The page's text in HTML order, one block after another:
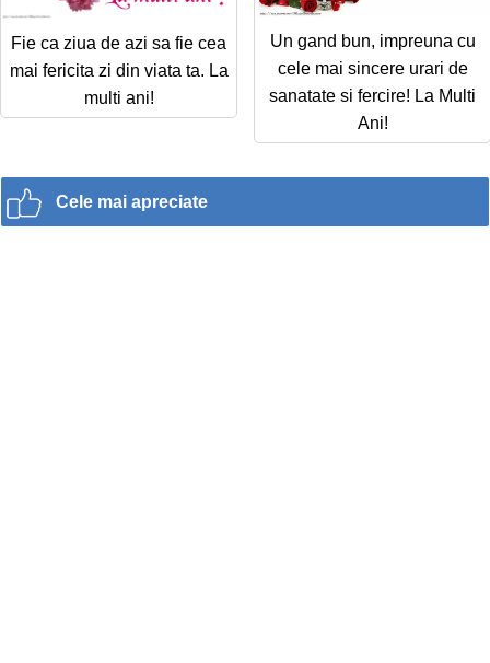
Un gand bun, impreuna cu
cele mai sincere urari de
sanatate si fercire! La Multi
Ani!
Fie ca ziua de azi sa fie cea
mai fericita zi din viata ta. La
multi ani!
Cele mai apreciate